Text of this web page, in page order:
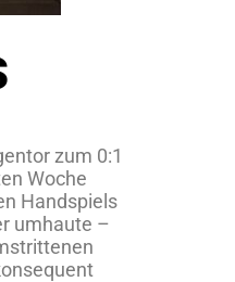
zum 0:1
Woche
Handspiels
umhaute –